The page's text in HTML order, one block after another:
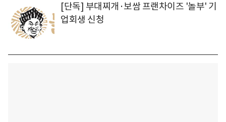
[단독] 부대찌개·보쌈 프랜차이즈 '놀부' 기
업회생 신청